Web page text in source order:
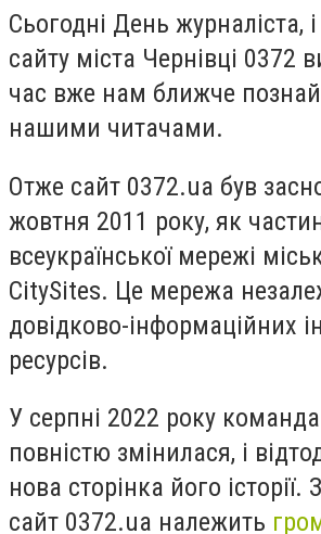
Сьогодні День журналіста,
сайту міста Чернівці 0372
час вже нам ближче
нашими читачами.
Отже сайт 0372.ua був
жовтня 2011 року, як
всеукраїнської мережі
CitySites. Це мережа
довідково-інформаційних
ресурсів.
У серпні 2022 року
повністю змінилася, і
нова сторінка його історії.
сайт 0372.ua належить